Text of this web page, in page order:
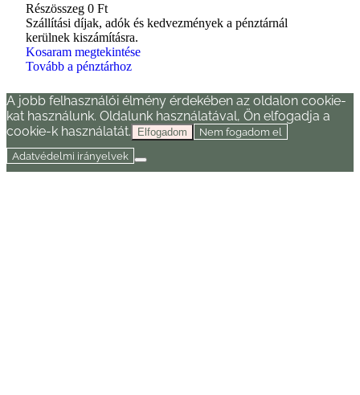
Termékek
a
kosárban
Részösszeg 0 Ft
Szállítási díjak, adók és kedvezmények a pénztárnál
kerülnek kiszámításra.
Kosaram megtekintése
Tovább a pénztárhoz
A jobb felhasználói élmény érdekében az oldalon cookie-
kat használunk. Oldalunk használatával, Ön elfogadja a
cookie-k használatát.
Elfogadom
Nem fogadom el
Adatvédelmi irányelvek